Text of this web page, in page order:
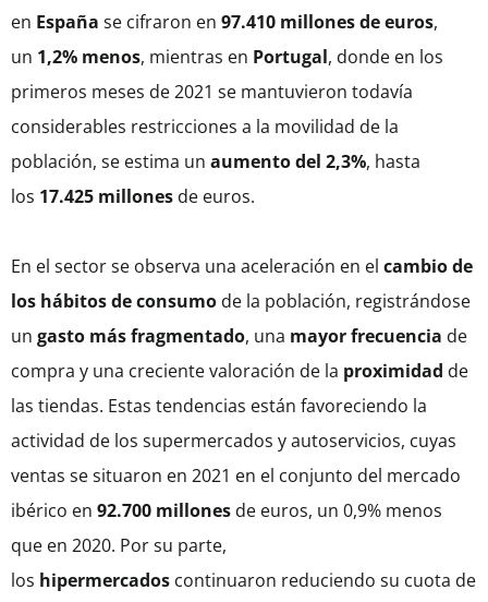
en España se cifraron en 97.410 millones de euros,
un 1,2% menos, mientras en Portugal, donde en los
primeros meses de 2021 se mantuvieron todavía
considerables restricciones a la movilidad de la
población, se estima un aumento del 2,3%, hasta
los 17.425 millones de euros.
En el sector se observa una aceleración en el cambio de
los hábitos de consumo de la población, registrándose
un gasto más fragmentado, una mayor frecuencia de
compra y una creciente valoración de la proximidad de
las tiendas. Estas tendencias están favoreciendo la
actividad de los supermercados y autoservicios, cuyas
ventas se situaron en 2021 en el conjunto del mercado
ibérico en 92.700 millones de euros, un 0,9% menos
que en 2020. Por su parte,
los hipermercados continuaron reduciendo su cuota de